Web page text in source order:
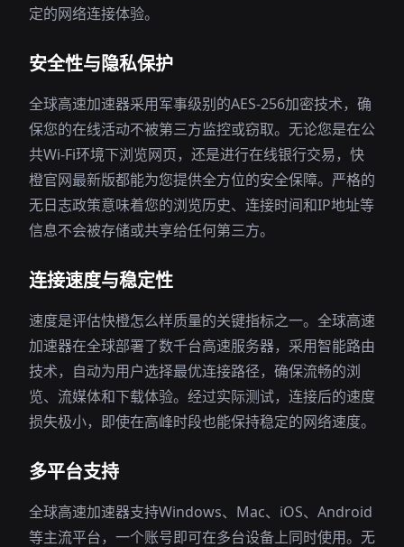
定的网络连接体验。
安全性与隐私保护
全球高速加速器采用军事级别的AES-256加密技术，确
保您的在线活动不被第三方监控或窃取。无论您是在公
共Wi-Fi环境下浏览网页，还是进行在线银行交易，快
橙官网最新版都能为您提供全方位的安全保障。严格的
无日志政策意味着您的浏览历史、连接时间和IP地址等
信息不会被存储或共享给任何第三方。
连接速度与稳定性
速度是评估快橙怎么样质量的关键指标之一。全球高速
加速器在全球部署了数千台高速服务器，采用智能路由
技术，自动为用户选择最优连接路径，确保流畅的浏
览、流媒体和下载体验。经过实际测试，连接后的速度
损失极小，即使在高峰时段也能保持稳定的网络速度。
多平台支持
全球高速加速器支持Windows、Mac、iOS、Android
等主流平台，一个账号即可在多台设备上同时使用。无